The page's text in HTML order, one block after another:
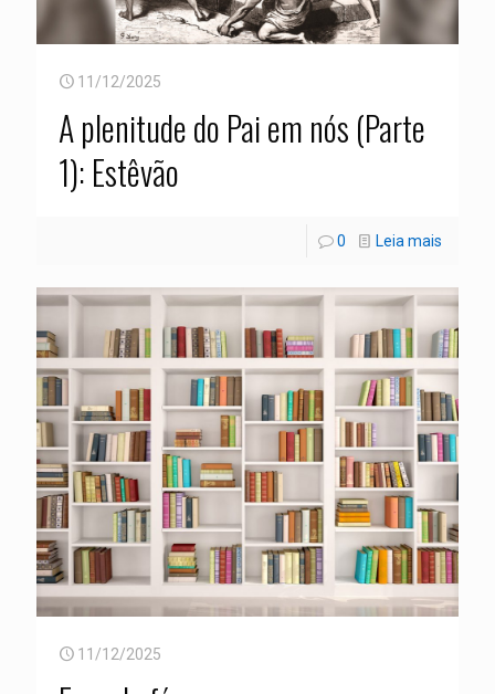
11/12/2025
A plenitude do Pai em nós (Parte
1): Estêvão
0 Leia mais
11/12/2025